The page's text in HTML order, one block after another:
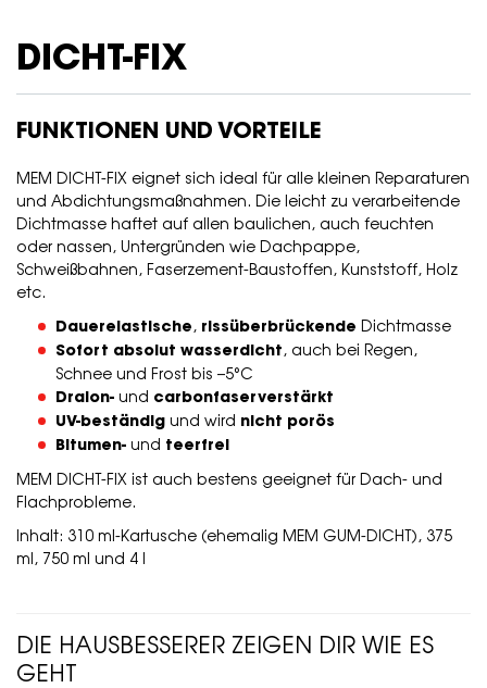
DICHT-FIX
FUNKTIONEN UND VORTEILE
MEM DICHT-FIX eignet sich ideal für alle kleinen Reparaturen
und Abdichtungsmaßnahmen. Die leicht zu verarbeitende
Dichtmasse haftet auf allen baulichen, auch feuchten
oder nassen, Untergründen wie Dachpappe,
Schweißbahnen, Faserzement-Baustoffen, Kunststoff, Holz
etc.
Dauerelastische, rissüberbrückende Dichtmasse
Sofort absolut wasserdicht, auch bei Regen,
Schnee und Frost bis –5°C
Dralon- und carbonfaserverstärkt
UV-beständig und wird nicht porös
Bitumen- und teerfrei
MEM DICHT-FIX ist auch bestens geeignet für Dach- und
Flachprobleme.
Inhalt: 310 ml-Kartusche (ehemalig MEM GUM-DICHT), 375
ml, 750 ml und 4 l
DIE HAUSBESSERER ZEIGEN DIR WIE ES
GEHT